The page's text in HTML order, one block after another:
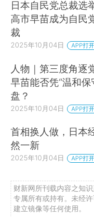
日本自民党总裁选
高市早苗成为自民
裁
2025年10月04日 APP打开
人物｜第三度角逐
早苗能否凭“温和保
盘？
2025年10月04日 APP打开
首相换人做，日本
然一新
2025年10月04日 APP打开
财新网所刊载内容之知
专属所有或持有。未经
建立镜像等任何使用。